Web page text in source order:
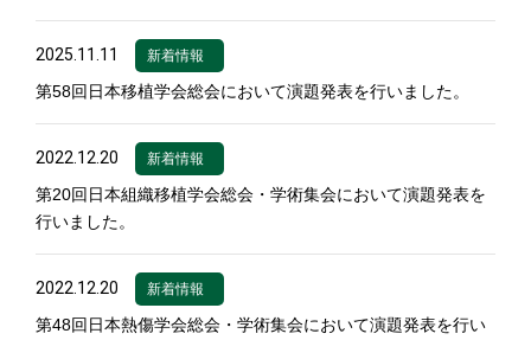
2025.11.11 新着情報
第58回日本移植学会総会において演題発表を行いました。
2022.12.20 新着情報
第20回日本組織移植学会総会・学術集会において演題発表を
行いました。
2022.12.20 新着情報
第48回日本熱傷学会総会・学術集会において演題発表を行い